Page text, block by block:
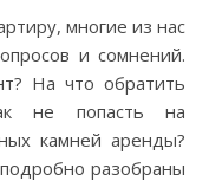
и сомнений.
На что обратить
не попасть на
камней аренды?
разобраны